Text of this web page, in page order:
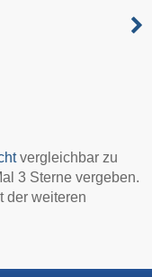
vergleichbar zu
3 Sterne vergeben.
der weiteren